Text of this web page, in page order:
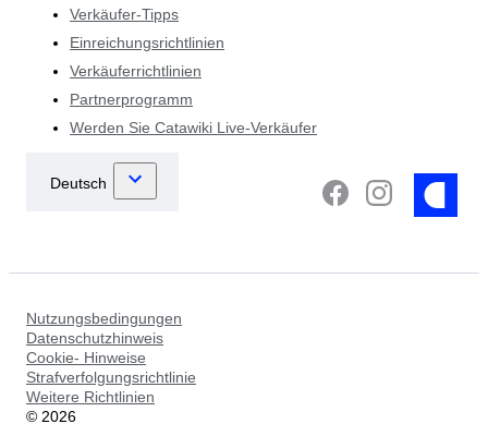
Verkäufer-Tipps
Einreichungsrichtlinien
Verkäuferrichtlinien
Partnerprogramm
Werden Sie Catawiki Live-Verkäufer
Nutzungsbedingungen
Datenschutzhinweis
Cookie- Hinweise
Strafverfolgungsrichtlinie
Weitere Richtlinien
© 2026